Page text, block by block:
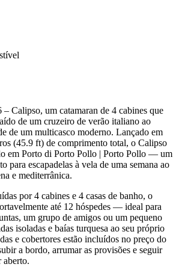
Calipso, um catamaran de 4 cabines que
de um cruzeiro de verão italiano ao
de um multicasco moderno. Lançado em
(45.9 ft) de comprimento total, o Calipso
em Porto di Porto Pollo | Porto Pollo — um
para escapadelas à vela de uma semana ao
e mediterrânica.
por 4 cabines e 4 casas de banho, o
até 12 hóspedes — ideal para
um grupo de amigos ou um pequeno
isoladas e baías turquesa ao seu próprio
e cobertores estão incluídos no preço do
a bordo, arrumar as provisões e seguir
aberto.